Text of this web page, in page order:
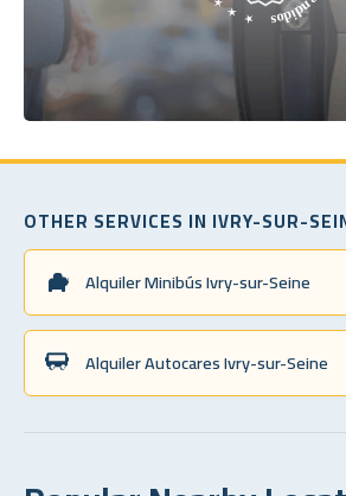
OTHER SERVICES IN IVRY-SUR-
Alquiler Minibús Ivry-sur-Seine
Alquiler Autocares Ivry-sur-Seine